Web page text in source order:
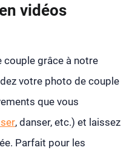
vidéos
couple grâce à notre
votre photo de couple
que vous
, danser, etc.) et laissez
Parfait pour les